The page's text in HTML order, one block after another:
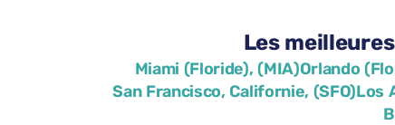
Les
Miami (Floride), (MIA)Orlando
San Francisco, Californie, (SFO)Los